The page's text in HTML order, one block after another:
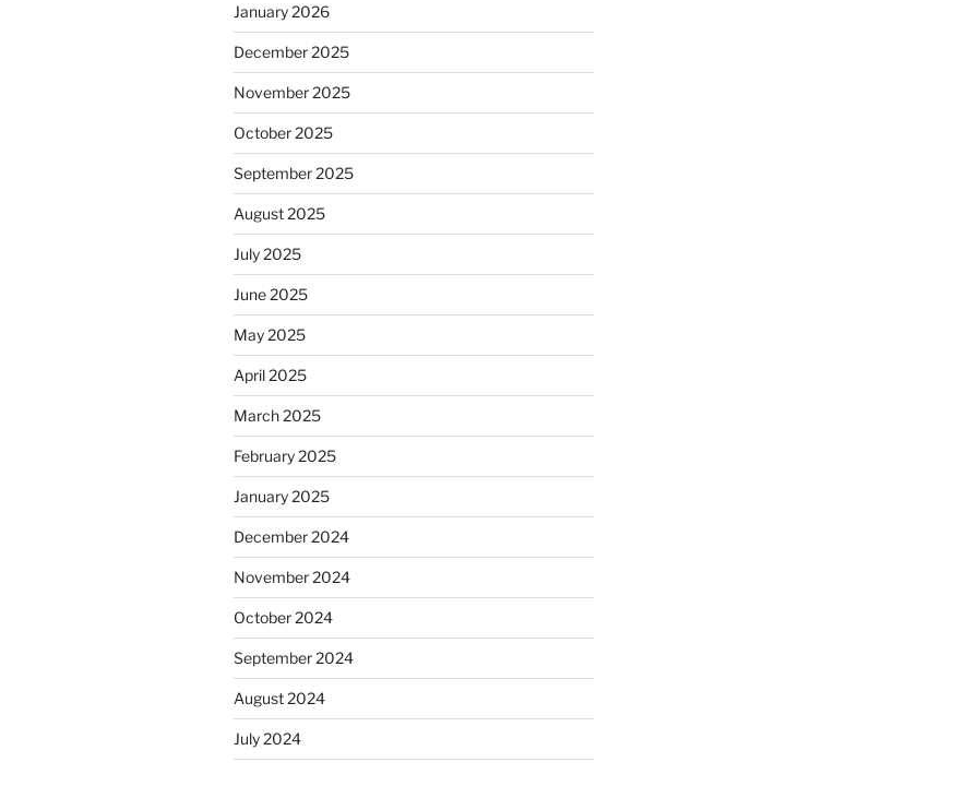
January 2026
December 2025
November 2025
October 2025
September 2025
August 2025
July 2025
June 2025
May 2025
April 2025
March 2025
February 2025
January 2025
December 2024
November 2024
October 2024
September 2024
August 2024
July 2024